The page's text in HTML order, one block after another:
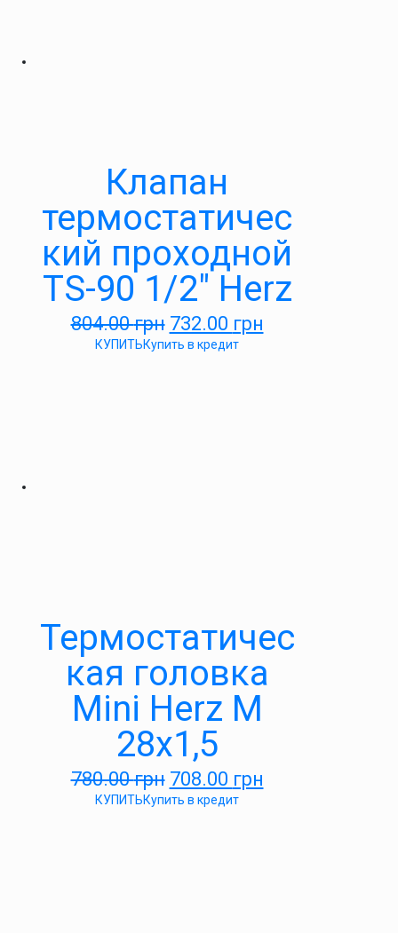
Клапан
термостатичес
кий проходной
TS-90 1/2″ Herz
804.00грн 732.00 грн
КУПИТЬКупить в кредит
Термостатичес
кая головка
Mini Herz М
28х1,5
780.00грн 708.00 грн
КУПИТЬКупить в кредит